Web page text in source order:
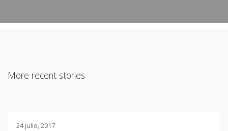
More recent stories
24 julio, 2017